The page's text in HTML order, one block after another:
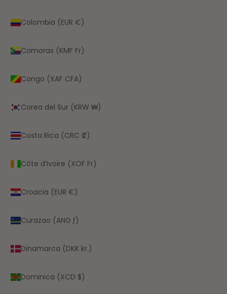
Colombia (EUR €)
Comoras (KMF Fr)
Congo (XAF CFA)
Corea del Sur (KRW ₩)
Costa Rica (CRC ₡)
Côte d’Ivoire (XOF Fr)
Croacia (EUR €)
Curazao (ANG ƒ)
Dinamarca (DKK kr.)
Dominica (XCD $)